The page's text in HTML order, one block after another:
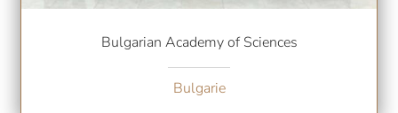
Bulgarian Academy of Sciences
Bulgarie